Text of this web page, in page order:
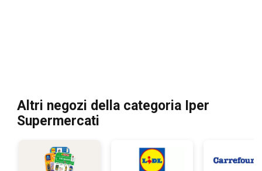
Altri negozi della categoria Iper
Supermercati